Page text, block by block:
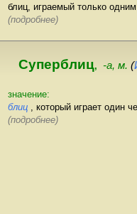
блиц, играемый только
(подробнее)
Суперблиц, -а, м. (
значение:
блиц , который играет один
(подробнее)